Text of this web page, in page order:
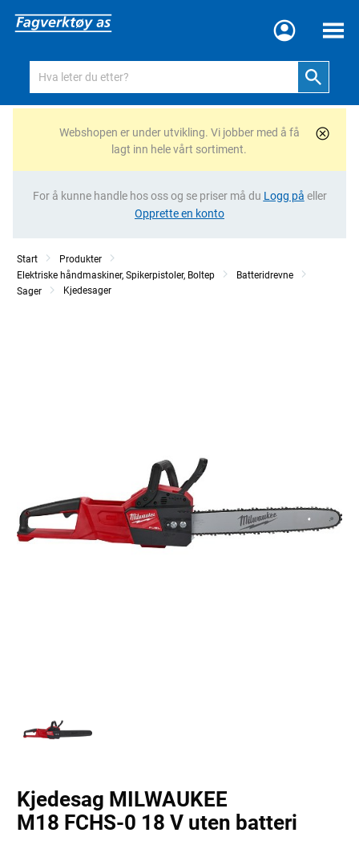
Meny
Webshopen er under utvikling. Vi jobber med å få
lagt inn hele vårt sortiment.
For å kunne handle hos oss og se priser må du Logg på eller
Opprette en konto
Start
Produkter
Elektriske håndmaskiner, Spikerpistoler, Boltep
Batteridrevne
Sager
Kjedesager
Kjedesag MILWAUKEE
M18 FCHS-0 18 V uten batteri